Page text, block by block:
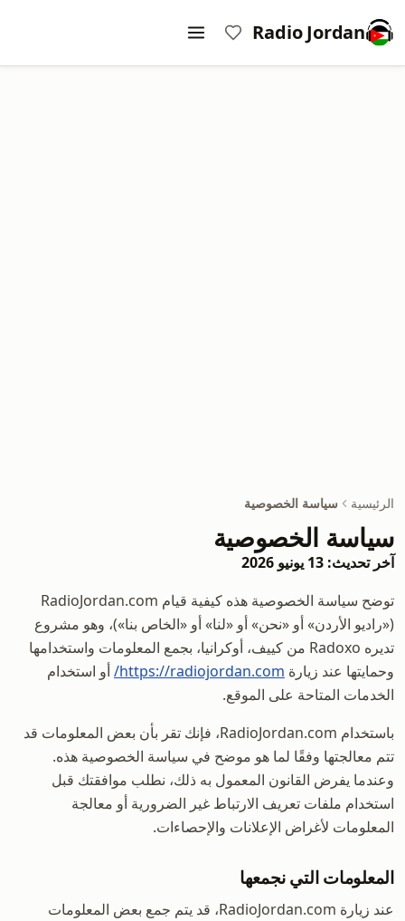
Radio Jordan
الرئيسية سياسة الخصوصية
سياسة الخصوصية
آخر تحديث: 13 يونيو 2026
توضح سياسة الخصوصية هذه كيفية قيام RadioJordan.com
(«راديو الأردن» أو «نحن» أو «لنا» أو «الخاص بنا»)، وهو مشروع
تديره Radoxo من كييف، أوكرانيا، بجمع المعلومات واستخدامها
وحمايتها عند زيارة https://radiojordan.com/ أو استخدام
الخدمات المتاحة على الموقع.
باستخدام RadioJordan.com، فإنك تقر بأن بعض المعلومات قد
تتم معالجتها وفقًا لما هو موضح في سياسة الخصوصية هذه.
وعندما يفرض القانون المعمول به ذلك، نطلب موافقتك قبل
استخدام ملفات تعريف الارتباط غير الضرورية أو معالجة
المعلومات لأغراض الإعلانات والإحصاءات.
المعلومات التي نجمعها
عند زيارة RadioJordan.com، قد يتم جمع بعض المعلومات